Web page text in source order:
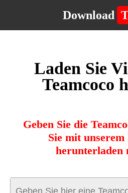
Download
Laden Sie
Teamcoco
Geben Sie die
Sie mit
herunterladen